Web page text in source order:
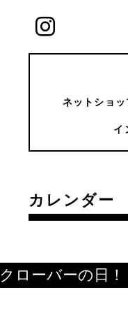
ネットショ
イ
カレンダー
クローバーの日！